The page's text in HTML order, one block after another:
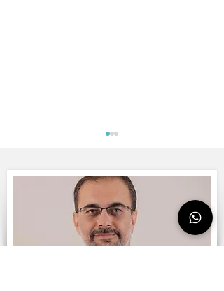
خزعة الرئة مع التصوير